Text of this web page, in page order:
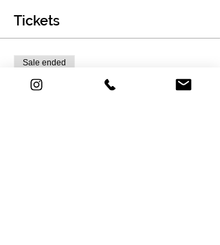
Tickets
Sale ended
Ticket type